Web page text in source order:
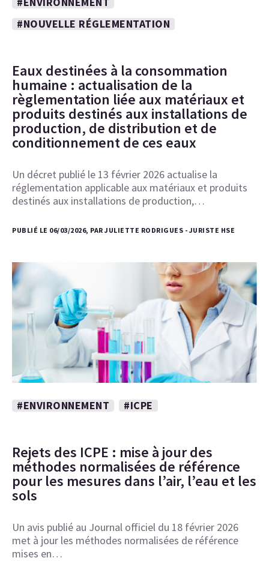
#NOUVELLE RÉGLEMENTATION
Eaux destinées à la consommation
humaine : actualisation de la
règlementation liée aux matériaux et
produits destinés aux installations de
production, de distribution et de
conditionnement de ces eaux
Un décret publié le 13 février 2026 actualise la
réglementation applicable aux matériaux et produits
destinés aux installations de production,…
PUBLIÉ LE 06/03/2026, PAR JULIETTE RODRIGUES - JURISTE HSE
#ENVIRONNEMENT #ICPE
Rejets des ICPE : mise à jour des
méthodes normalisées de référence
pour les mesures dans l’air, l’eau et les
sols
Un avis publié au Journal officiel du 18 février 2026
met à jour les méthodes normalisées de référence
mises en…